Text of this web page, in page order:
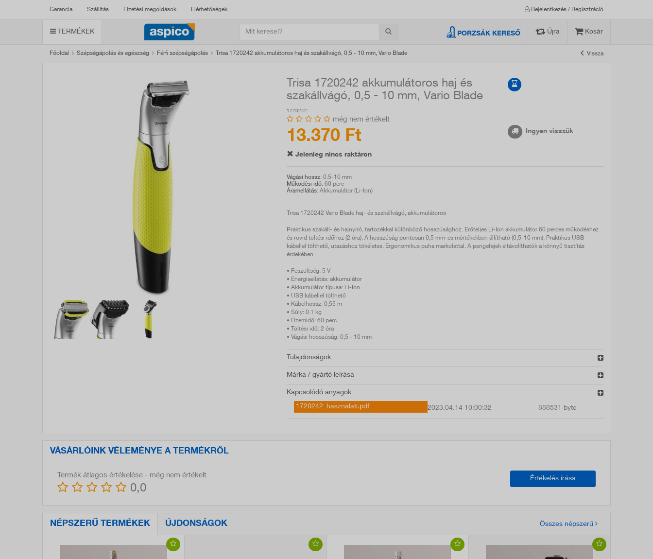
Garancia Szállítás Fizetési megoldások Elérhetőségek Bejelentkezés / Regisztráció
TERMÉKEK PORZSÁK KERESŐ Újra Kosár
Főoldal Szépségápolás és egészség Férfi szépségápolás Trisa 1720242 akkumulátoros haj és szakállvágó, 0,5 - 10 mm, Vario Blade Vissza
Trisa 1720242 akkumulátoros haj és
szakállvágó, 0,5 - 10 mm, Vario Blade
1720242
még nem értékelt
13.370 Ft
Jelenleg nincs raktáron
Ingyen visszük
Vágási hossz: 0.5-10 mm
Működési idő: 60 perc
Áramellátás: Akkumulátor (Li-Ion)
Trisa 1720242 Vario Blade haj- és szakállvágó, akkumulátoros
Praktikus szakáll- és hajnyíró, tartozékkal különböző hosszúsághoz. Erőteljes Li-Ion akkumulátor 60 perces működéshez
és rövid töltési időhöz (2 óra). A hosszúság pontosan 0,5 mm-es mértékekben állítható (0,5-10 mm). Praktikus USB
kábellel tölthető, utazáshoz tökéletes. Ergonomikus puha markolattal. A pengefejek eltávolíthatók a könnyű tisztítás
érdekében.
• Feszültség: 5 V
• Energiaellátás: akkumulátor
• Akkumulátor típusa: Li-Ion
• USB kábellel tölthető
• Kábelhossz: 0,55 m
• Súly: 0.1 kg
• Üzemidő: 60 perc
• Töltési idő: 2 óra
• Vágási hosszúság: 0,5 - 10 mm
Tulajdonságok
Márka / gyártó leírása
Kapcsolódó anyagok
1720242_hasznalati.pdf 2023.04.14 10:00:32 888531 byte
VÁSÁRLÓINK VÉLEMÉNYE A TERMÉKRŐL
Értékelés írása
Termék átlagos értékelése - még nem értékelt
0,0
NÉPSZERŰ TERMÉKEK ÚJDONSÁGOK Összes népszerű